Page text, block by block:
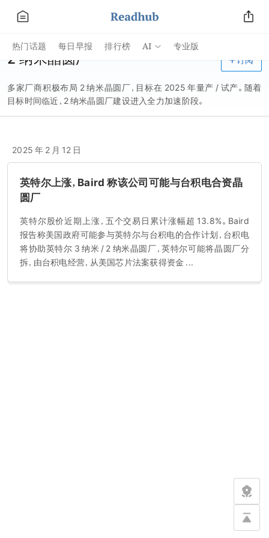
热门话题 每日早报 排行榜 AI 专业版
2 纳米晶圆厂
多家厂商积极布局 2 纳米晶圆厂，目标在 2025 年量产 / 试产。随着
目标时间临近，2 纳米晶圆厂建设进入全力加速阶段。
订阅
2025 年 2 月 12 日
英特尔上涨，Baird 称该公司可能与台积电合资晶
圆厂
英特尔股价近期上涨，五个交易日累计涨幅超 13.8%。Baird
报告称美国政府可能参与英特尔与台积电的合作计划，台积电
将协助英特尔 3 纳米 / 2 纳米晶圆厂，英特尔可能将晶圆厂分
拆，由台积电经营，从美国芯片法案获得资金 ...